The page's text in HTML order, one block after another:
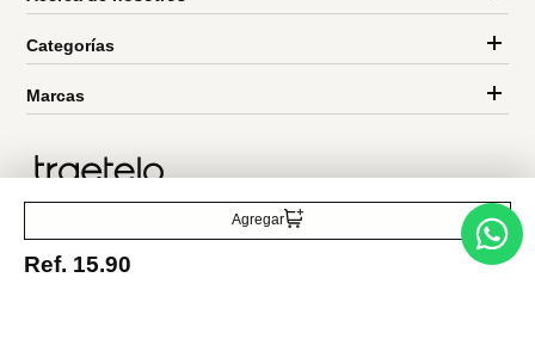
Agregar
Ref. 15.90
Entérate de todo lo nuevo
Acepto la política de tratamiento de datos personales Suscribirse
Acerca de nosotros